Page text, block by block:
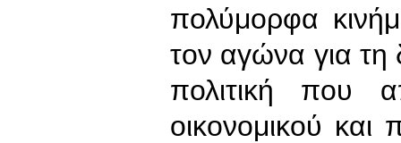
πολύμορφα
τον αγώνα για τη
πολιτική που
οικονομικού